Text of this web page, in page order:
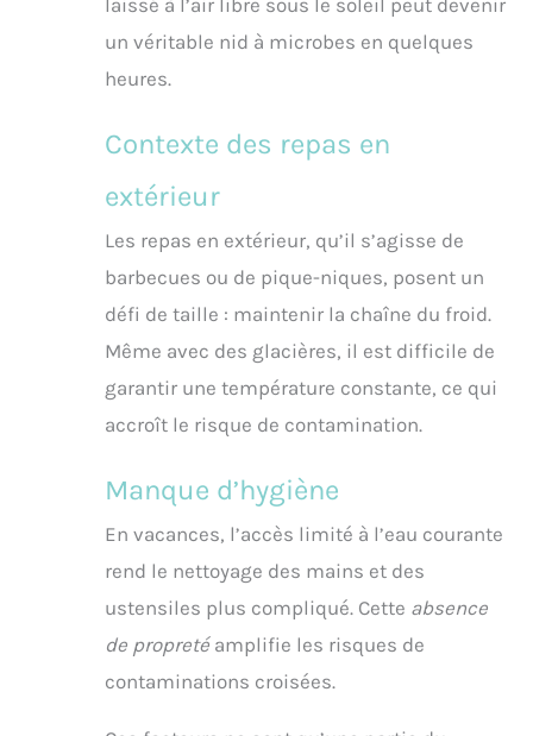
laissé à l’air libre sous le soleil peut devenir
un véritable nid à microbes en quelques
heures.
Contexte des repas en
extérieur
Les repas en extérieur, qu’il s’agisse de
barbecues ou de pique-niques, posent un
défi de taille : maintenir la chaîne du froid.
Même avec des glacières, il est difficile de
garantir une température constante, ce qui
accroît le risque de contamination.
Manque d’hygiène
En vacances, l’accès limité à l’eau courante
rend le nettoyage des mains et des
ustensiles plus compliqué. Cette absence
de propretéamplifie les risques de
contaminations croisées.